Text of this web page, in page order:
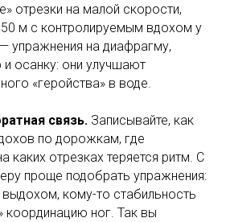
отрезки на малой скорости,
м с контролируемым вдохом у
упражнения на диафрагму,
осанку: они улучшают
«геройства» в воде.
связь. Записывайте, как
по дорожкам, где
каких отрезках теряется ритм. С
проще подобрать упражнения:
кому-то стабильность
координацию ног. Так вы